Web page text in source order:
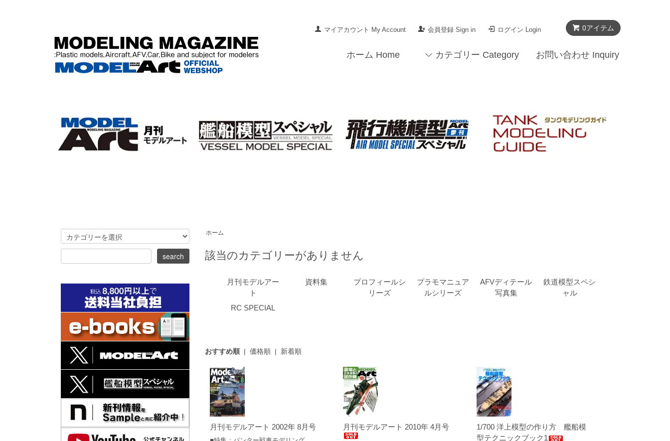
0アイテム
マイアカウント My Account 会員登録 Sign in ログイン Login
ホーム Home カテゴリー Category お問い合わせ Inquiry
ホーム
該当のカテゴリーがありません
月刊モデルアー
ト
資料集
プロフィールシ
リーズ
プラモマニュア
ルシリーズ
AFVディテール
写真集
鉄道模型スペシ
ャル
RC SPECIAL
おすすめ順| 価格順| 新着順
月刊モデルアート 2002年 8月号 月刊モデルアート 2010年 4月号
1/700 洋上模型の作り方 艦船模
型テクニックブック1